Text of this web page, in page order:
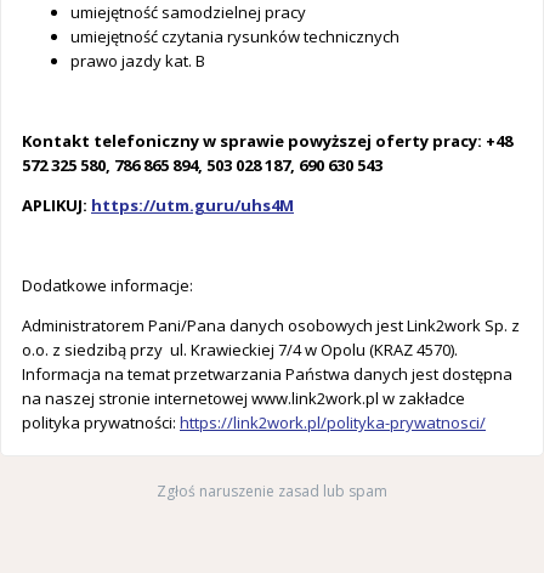
umiejętność samodzielnej pracy
umiejętność czytania rysunków technicznych
prawo jazdy kat. B
Kontakt telefoniczny w sprawie powyższej oferty pracy: +48
572 325 580, 786 865 894, 503 028 187, 690 630 543
APLIKUJ: https://utm.guru/uhs4M
Dodatkowe informacje:
Administratorem Pani/Pana danych osobowych jest Link2work Sp. z
o.o. z siedzibą przy ul. Krawieckiej 7/4 w Opolu (KRAZ 4570).
Informacja na temat przetwarzania Państwa danych jest dostępna
na naszej stronie internetowej www.link2work.pl w zakładce
polityka prywatności: https://link2work.pl/polityka-prywatnosci/
Zgłoś naruszenie zasad lub spam